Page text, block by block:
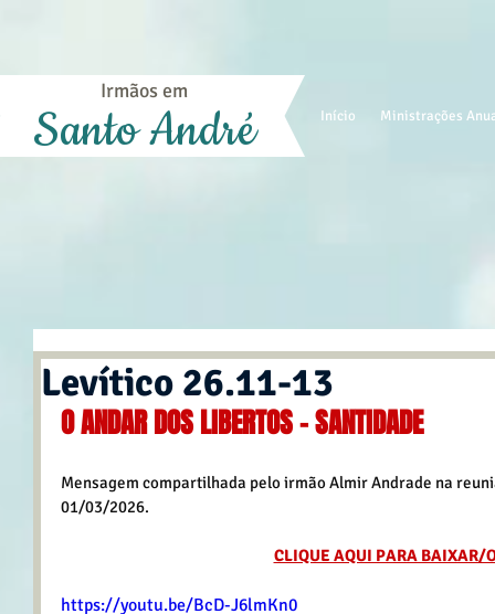
Início Ministrações
Irmãos em
Santo André
Levítico 26.11-13
O ANDAR DOS LIBERTOS - SANTIDADE
Mensagem compartilhada pelo irmão Almir Andrade na
01/03/2026.
CLIQUE AQUI PARA BAIXAR/
https://youtu.be/BcD-J6lmKn0